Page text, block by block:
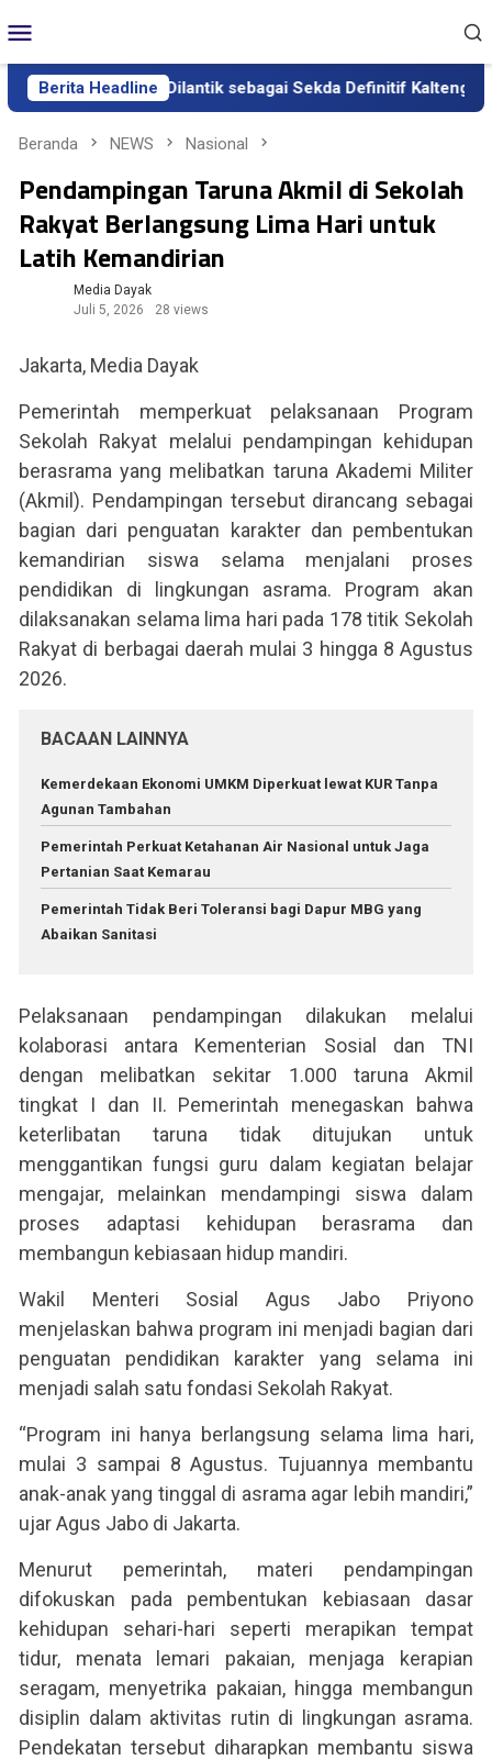
ke
kontenMobile
Berita Headline
Aden Resmi Dilantik sebagai Sekda Definitif Kalteng,
Beranda NEWS Nasional
Pendampingan Taruna Akmil di Sekolah
Rakyat Berlangsung Lima Hari untuk
Latih Kemandirian
Media Dayak
Juli 5, 2026
28 views
Jakarta, Media Dayak
Pemerintah memperkuat pelaksanaan Program
Sekolah Rakyat melalui pendampingan kehidupan
berasrama yang melibatkan taruna Akademi Militer
(Akmil). Pendampingan tersebut dirancang sebagai
bagian dari penguatan karakter dan pembentukan
kemandirian siswa selama menjalani proses
pendidikan di lingkungan asrama. Program akan
dilaksanakan selama lima hari pada 178 titik Sekolah
Rakyat di berbagai daerah mulai 3 hingga 8 Agustus
2026.
BACAAN LAINNYA
Kemerdekaan Ekonomi UMKM Diperkuat lewat KUR Tanpa
Agunan Tambahan
Pemerintah Perkuat Ketahanan Air Nasional untuk Jaga
Pertanian Saat Kemarau
Pemerintah Tidak Beri Toleransi bagi Dapur MBG yang
Abaikan Sanitasi
Pelaksanaan pendampingan dilakukan melalui
kolaborasi antara Kementerian Sosial dan TNI
dengan melibatkan sekitar 1.000 taruna Akmil
tingkat I dan II. Pemerintah menegaskan bahwa
keterlibatan taruna tidak ditujukan untuk
menggantikan fungsi guru dalam kegiatan belajar
mengajar, melainkan mendampingi siswa dalam
proses adaptasi kehidupan berasrama dan
membangun kebiasaan hidup mandiri.
Wakil Menteri Sosial Agus Jabo Priyono
menjelaskan bahwa program ini menjadi bagian dari
penguatan pendidikan karakter yang selama ini
menjadi salah satu fondasi Sekolah Rakyat.
“Program ini hanya berlangsung selama lima hari,
mulai 3 sampai 8 Agustus. Tujuannya membantu
anak-anak yang tinggal di asrama agar lebih mandiri,”
ujar Agus Jabo di Jakarta.
Menurut pemerintah, materi pendampingan
difokuskan pada pembentukan kebiasaan dasar
kehidupan sehari-hari seperti merapikan tempat
tidur, menata lemari pakaian, menjaga kerapian
seragam, menyetrika pakaian, hingga membangun
disiplin dalam aktivitas rutin di lingkungan asrama.
Pendekatan tersebut diharapkan membantu siswa